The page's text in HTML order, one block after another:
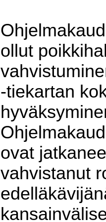
ollut
-tiekartan
ovat
vahvistanut